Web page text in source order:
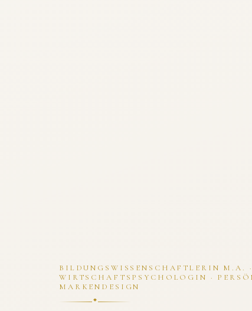
BILDUNGSWISSENSCHAFTLERIN M.A. ·
WIRTSCHAFTSPSYCHOLOGIN ·
MARKENDESIGN